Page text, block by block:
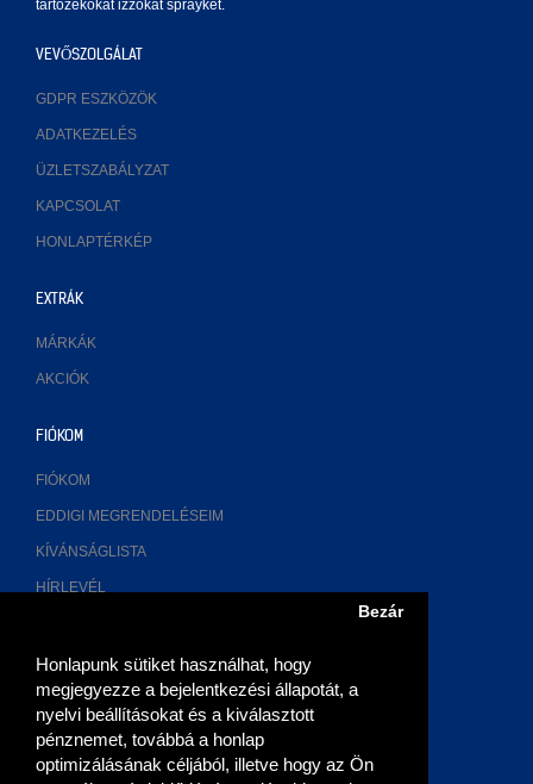
Honlapunk sütiket használhat, hogy
megjegyezze a bejelentkezési állapotát, a
nyelvi beállításokat és a kiválasztott
pénznemet, továbbá a honlap
optimizálásának céljából, illetve hogy az Ön
Bezár
tartozékokat izzókat sprayket.
VEVŐSZOLGÁLAT
GDPR ESZKÖZÖK
ADATKEZELÉS
ÜZLETSZABÁLYZAT
KAPCSOLAT
HONLAPTÉRKÉP
EXTRÁK
MÁRKÁK
AKCIÓK
FIÓKOM
FIÓKOM
EDDIGI MEGRENDELÉSEIM
KÍVÁNSÁGLISTA
HÍRLEVÉL
2700 Cegléd, Múzeum u. 3.
06 (53) 315-768, 06 20 9355-269